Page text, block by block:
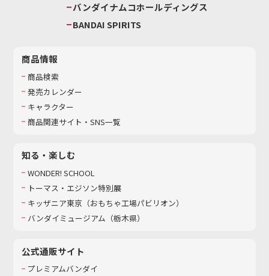
バンダイナムコホールディングス
BANDAI SPIRITS
商品情報
商品検索
発売カレンダー
キャラクター
商品関連サイト・SNS一覧
知る・楽しむ
WONDER! SCHOOL
トーマス・エジソン特別展
キッザニア東京（おもちゃ工場パビリオン）​
バンダイミュージアム（栃木県）
公式通販サイト
プレミアムバンダイ